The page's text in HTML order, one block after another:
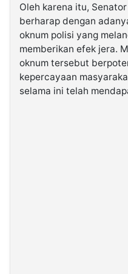
Oleh karena itu,
berharap dengan
oknum polisi yang
memberikan efek jera.
oknum tersebut
kepercayaan
selama ini telah